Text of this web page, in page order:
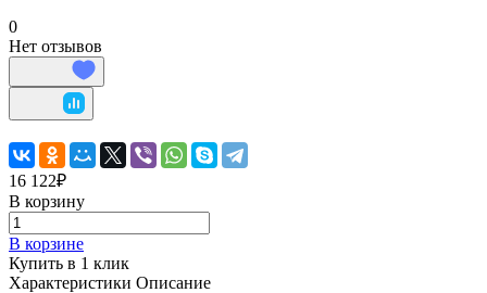
0
Нет отзывов
16 122₽
В корзину
В корзине
Купить в 1 клик
Характеристики Описание